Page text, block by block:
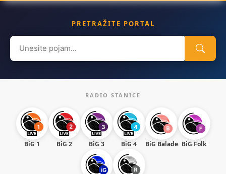
PRETRAŽITE PORTAL
Search
for:
RADIO STANICE
BiG 1 BiG 2 BiG 3 BiG 4 BiG Balade BiG Folk